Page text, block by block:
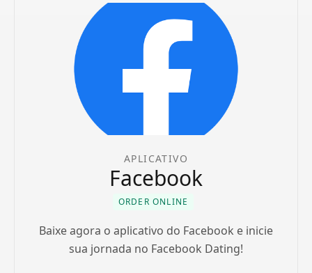
APLICATIVO
Facebook
ORDER ONLINE
Baixe agora o aplicativo do Facebook e inicie
sua jornada no Facebook Dating!